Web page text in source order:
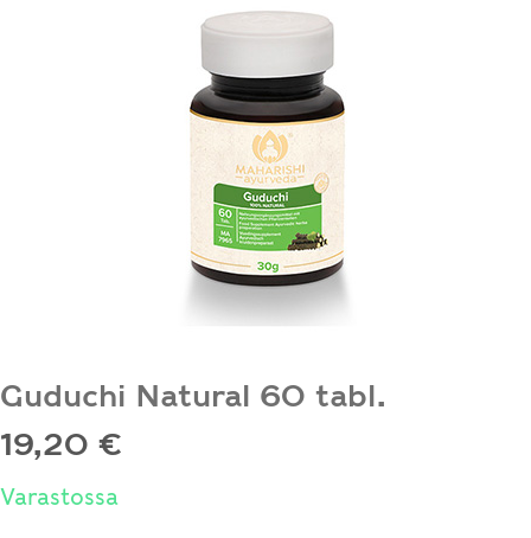
Guduchi Natural 60 tabl.
19,20 €
Varastossa